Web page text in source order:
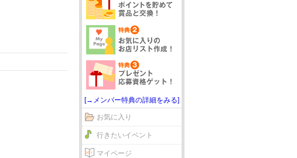
[→メンバー特典の詳細をみる]
お気に入り
行きたいイベント
マイページ